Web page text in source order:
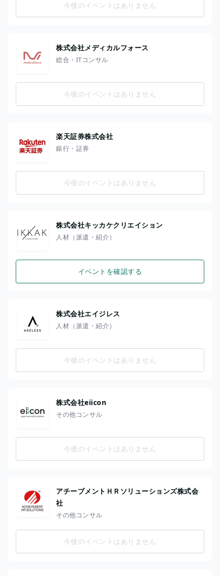
今後のイベントはありません
株式会社メディカルフォース
総合・ITコンサル
今後のイベントはありません
楽天証券株式会社
銀行・証券
今後のイベントはありません
株式会社キッカケクリエイション
人材（派遣・紹介）
イベントを確認する
株式会社エイジレス
人材（派遣・紹介）
今後のイベントはありません
株式会社eiicon
その他コンサル
今後のイベントはありません
アチーブメントＨＲソリューションズ株式会
社
その他コンサル
今後のイベントはありません